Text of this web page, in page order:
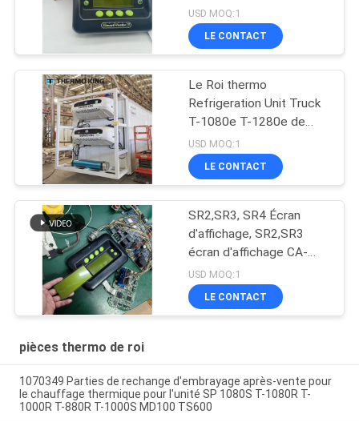
services de réparation
pour SR2 SR3 SR4
USD MOQ:1
LE CONTACT
Le Roi thermo
Refrigeration Unit Truck
T-1080e T-1280e de
ventilateur électrique
USD MOQ:1
LE CONTACT
SR2,SR3, SR4 Écran
d'affichage, SR2,SR3
écran d'affichage CA-
8452372 Type
d'affichage vert Écran
LCD pour THERMO KING
USD MOQ:1
LE CONTACT
pièces thermo de roi
1070349 Parties de rechange d'embrayage après-vente pour
le chauffage thermique pour l'unité SP 1080S T-1080R T-
1000R T-880R T-1000S MD100 TS600